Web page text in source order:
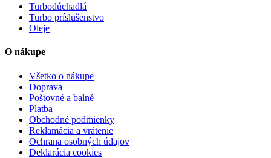
Turbodúchadlá
Turbo príslušenstvo
Oleje
O nákupe
Všetko o nákupe
Doprava
Poštovné a balné
Platba
Obchodné podmienky
Reklamácia a vrátenie
Ochrana osobných údajov
Deklarácia cookies